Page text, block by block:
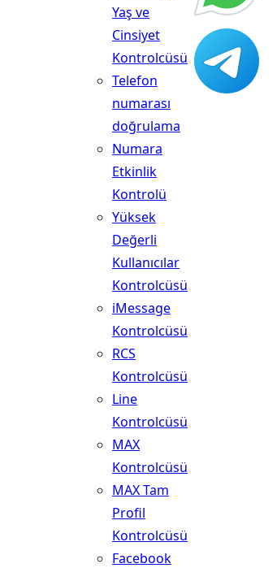
Yaş ve
Cinsiyet
Kontrolcüsü
Telefon
numarası
doğrulama
Numara
Etkinlik
Kontrolü
Yüksek
Değerli
Kullanıcılar
Kontrolcüsü
iMessage
Kontrolcüsü
RCS
Kontrolcüsü
Line
Kontrolcüsü
MAX
Kontrolcüsü
MAX Tam
Profil
Kontrolcüsü
Facebook